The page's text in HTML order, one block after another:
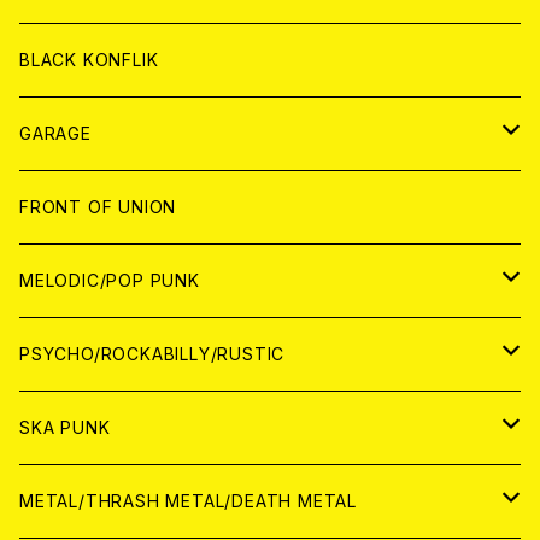
ANALOG
ANALOG
CD
ANALOG
BLACK KONFLIK
GARAGE
JAPAN
アナログ
CD
WORLD
アナログ
CD
FRONT OF UNION
MELODIC/POP PUNK
JAPAN
CD
ANALOG
WORLD
CD
PSYCHO/ROCKABILLY/RUSTIC
JAPAN
CD
WORLD
SKA PUNK
JAPAN
METAL/THRASH METAL/DEATH METAL